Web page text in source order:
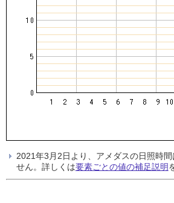
2021年3月2日より、アメダスの日照時
せん。詳しくは要素ごとの値の補足説明